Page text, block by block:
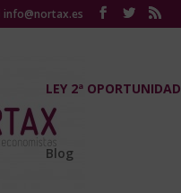
info@nortax.es
LEY 2ª OPORTUNIDAD
Blog